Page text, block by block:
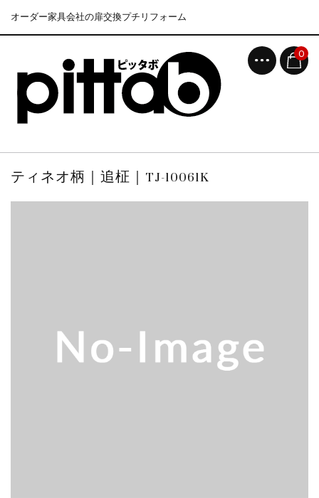
オーダー家具会社の扉交換プチリフォーム
0
ティネオ柄｜追柾｜TJ-10061K